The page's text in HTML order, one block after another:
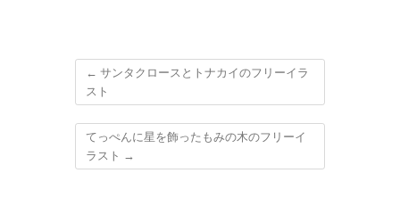
← サンタクロースとトナカイのフリーイラ
スト
てっぺんに星を飾ったもみの木のフリーイ
ラスト →